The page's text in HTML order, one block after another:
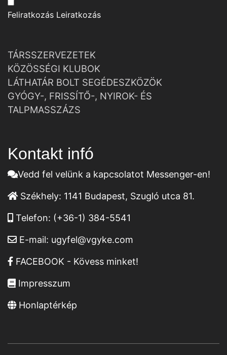
Feliratkozás Leiratkozás
TÁRSSZERVEZETEK
KÖZÖSSÉGI KLUBOK
LÁTHATÁR BOLT SEGÉDESZKÖZÖK
GYÓGY-, FRISSÍTŐ-, NYIROK- ÉS
TALPMASSZÁZS
Kontakt infó
Vedd fel velünk a kapcsolatot Messenger-en!
Székhely: 1141 Budapest, Szugló utca 81.
Telefon: (+36-1) 384-5541
E-mail: ugyfel@vgyke.com
FACEBOOK - Kövess minket!
Impresszum
Honlaptérkép